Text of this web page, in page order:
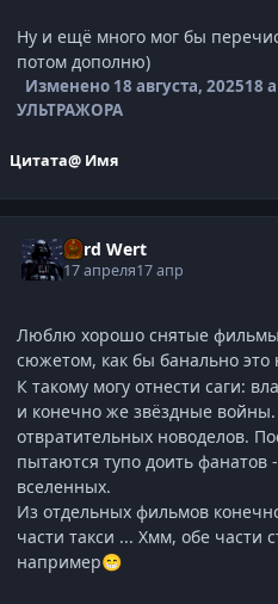
Ну и ещё много мог бы
потом дополню)
Изменено 18 августа, 202518
УЛЬТРАЖОРА
Цитата@ Имя
Lord Wert
17 апреля17 апр
Люблю хорошо снятые
сюжетом, как бы банально это
К такому могу отнести саги:
и конечно же звёздные
отвратительных новоделов.
пытаются тупо доить фанатов
вселенных.
Из отдельных фильмов
части такси ... Хмм, обе части
например😁